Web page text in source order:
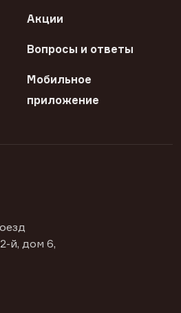
Акции
Вопросы и ответы
Мобильное
приложение
й, дом 6,